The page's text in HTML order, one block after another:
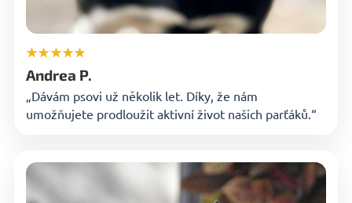
★★★★★
Andrea P.
„Dávám psovi už několik let. Díky, že nám
umožňujete prodloužit aktivní život našich parťáků.“